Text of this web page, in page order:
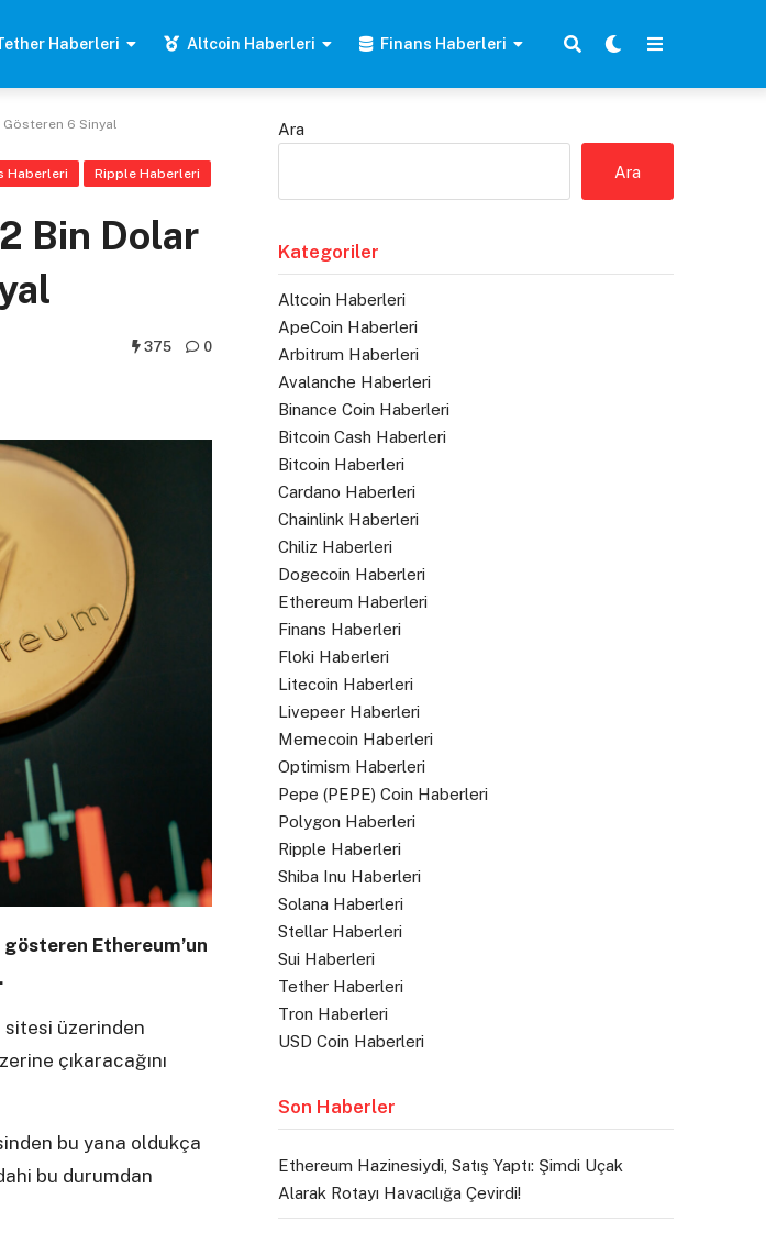
Haberleri Altcoin Haberleri Finans Haberleri
Gösteren 6 Sinyal
Haberleri Ripple Haberleri
Bin Dolar
375 0
Ethereum’un
üzerinden
çıkaracağını
bu yana oldukça
bu durumdan
Ara
Ara
Kategoriler
Altcoin Haberleri
ApeCoin Haberleri
Arbitrum Haberleri
Avalanche Haberleri
Binance Coin Haberleri
Bitcoin Cash Haberleri
Bitcoin Haberleri
Cardano Haberleri
Chainlink Haberleri
Chiliz Haberleri
Dogecoin Haberleri
Ethereum Haberleri
Finans Haberleri
Floki Haberleri
Litecoin Haberleri
Livepeer Haberleri
Memecoin Haberleri
Optimism Haberleri
Pepe (PEPE) Coin Haberleri
Polygon Haberleri
Ripple Haberleri
Shiba Inu Haberleri
Solana Haberleri
Stellar Haberleri
Sui Haberleri
Tether Haberleri
Tron Haberleri
USD Coin Haberleri
Son Haberler
Ethereum Hazinesiydi, Satış Yaptı: Şimdi Uçak
Alarak Rotayı Havacılığa Çevirdi!